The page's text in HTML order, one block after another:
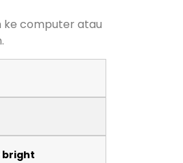
ke computer atau
bright